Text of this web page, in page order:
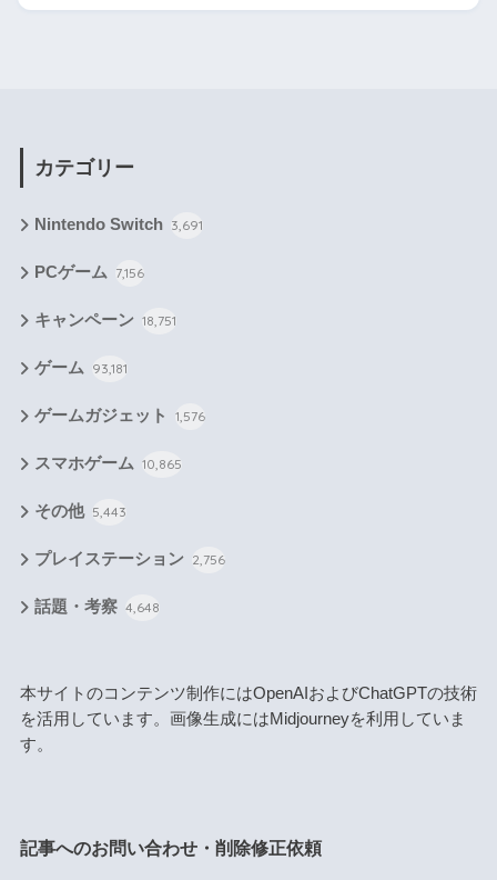
カテゴリー
Nintendo Switch 3,691
PCゲーム 7,156
キャンペーン 18,751
ゲーム 93,181
ゲームガジェット 1,576
スマホゲーム 10,865
その他 5,443
プレイステーション 2,756
話題・考察 4,648
本サイトのコンテンツ制作にはOpenAIおよびChatGPTの技術
を活用しています。画像生成にはMidjourneyを利用していま
す。
記事へのお問い合わせ・削除修正依頼